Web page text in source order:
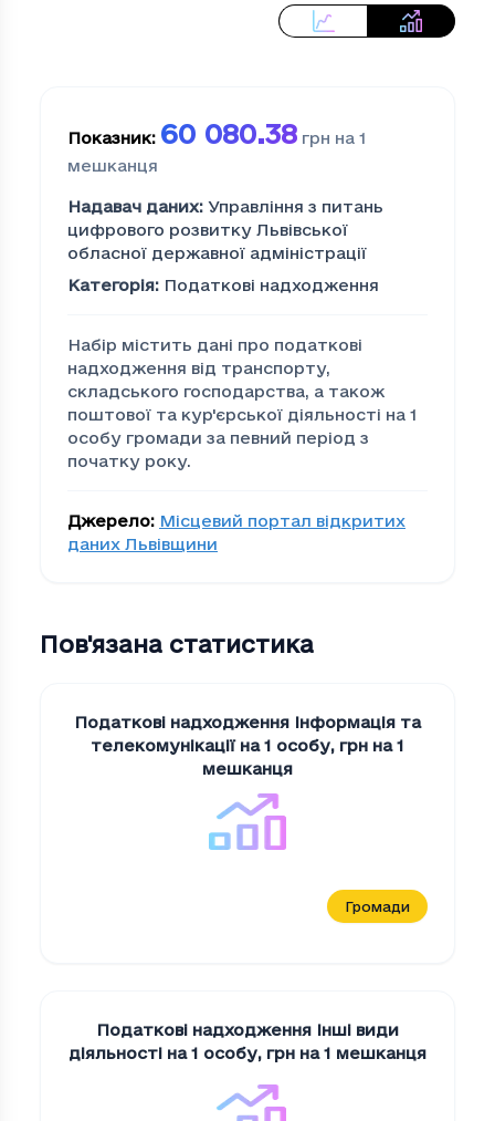
Показник: 60 080.38 грн на 1
мешканця
Надавач даних: Управління з питань
цифрового розвитку Львівської
обласної державної адміністрації
Категорія: Податкові надходження
Набір містить дані про податкові
надходження від транспорту,
складського господарства, а також
поштової та кур'єрської діяльності на 1
особу громади за певний період з
початку року.
Джерело: Місцевий портал відкритих
даних Львівщини
Пов'язана статистика
Податкові надходження Iнформацiя та
телекомунiкацiї на 1 особу, грн на 1
мешканця
Громади
Податкові надходження Iншi види
дiяльностi на 1 особу, грн на 1 мешканця